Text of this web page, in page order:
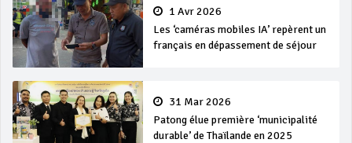
1 Avr 2026
Les ‘caméras mobiles IA’ repèrent un
français en dépassement de séjour
31 Mar 2026
Patong élue première ‘municipalité
durable’ de Thaïlande en 2025